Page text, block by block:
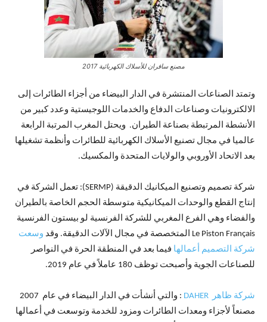
مصنع سافران للأسلاك الكهربائية 2017
وتمتد الصناعات المنتشرة في الدار البيضاء من أجزاء الطائرات إلى
الالكترونيات وصناعات الدفاع والخدمات اللوجيستية وعدد كبير من
الأنشطة المرتبطة بصناعة الطيران. ويحتل المغرب المرتبة الرابعة
عالميا في مجال تصنيع الأسلاك الكهربائية للطائرات وأنظمة تشغيلها
بعد الاتحاد الأوروبي والولايات المتحدة والمكسيك.
شركة تصميم وتصنيع الميكانيك الدقيقة (SERMP): تعمل الشركة في
إنتاج القطع والوحدات الميكانيكية متوسطة الحجم الخاصة بالطيران
والفضاء وهي الفرع المغربي للشركة الفرنسية لو بيستون الفرنسية
Le Piston Français المتخصصة في مجال الآلات الدقيقة. وقد
وسعت
شركة التصميم أعمالها فيما بعد في المنطقة الحرة في النواصر
للصناعات الجوية وأصبحت توظف 180 عاملاً في عام 2019.
شركة ظاهر DAHER
: والتي أنشأت في الدار البيضاء في عام 2007
مصنعاً لأجزاء ومعدات الطائرات ومزود للخدمة وتوسعت في أعمالها